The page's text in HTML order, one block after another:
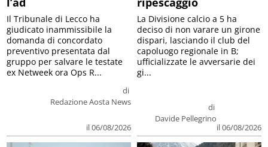
di
Redazione Aosta News
il 06/08/2026
Il Tribunale di Lecco ha
giudicato inammissibile la
domanda di concordato
preventivo presentata dal
gruppo per salvare le testate
ex Netweek ora Ops R...
di
Davide Pellegrino
il 06/08/2026
La Divisione calcio a 5 ha
deciso di non varare un girone
dispari, lasciando il club del
capoluogo regionale in B;
ufficializzate le avversarie dei
gi...